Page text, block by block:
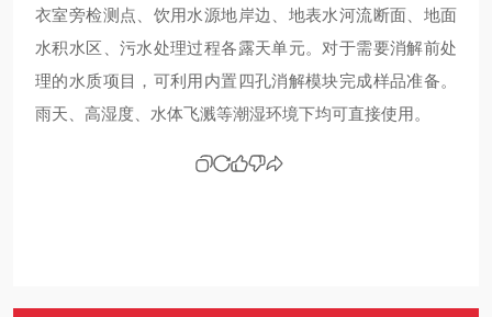
衣室旁检测点、饮用水源地岸边、地表水河流断面、地面
水积水区、污水处理过程各露天单元。对于需要消解前处
理的水质项目，可利用内置四孔消解模块完成样品准备。
雨天、高湿度、水体飞溅等潮湿环境下均可直接使用。